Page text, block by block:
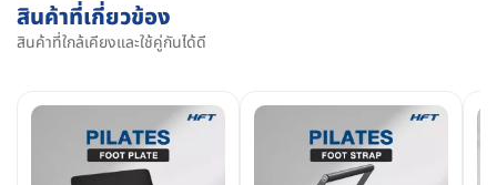
สินค้าที่เกี่ยวข้อง
สินค้าที่ใกล้เคียงและใช้คู่กันได้ดี